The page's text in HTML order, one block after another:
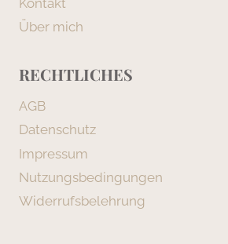
Kontakt
Über mich
RECHTLICHES
AGB
Datenschutz
Impressum
Nutzungsbedingungen
Widerrufsbelehrung